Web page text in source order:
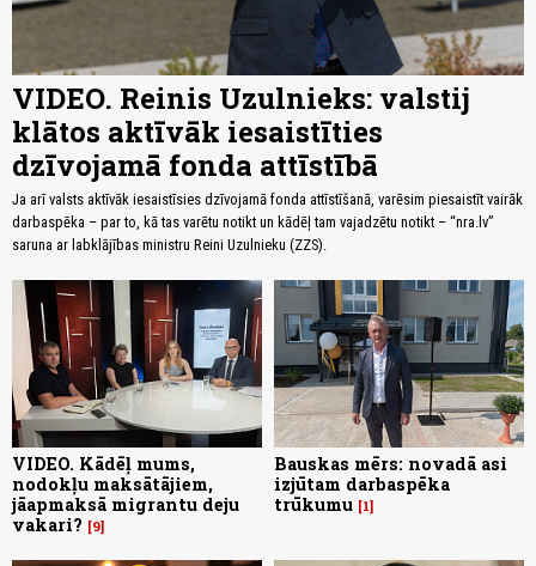
VIDEO. Reinis Uzulnieks: valstij
klātos aktīvāk iesaistīties
dzīvojamā fonda attīstībā
Ja arī valsts aktīvāk iesaistīsies dzīvojamā fonda attīstīšanā, varēsim piesaistīt vairāk
darbaspēka – par to, kā tas varētu notikt un kādēļ tam vajadzētu notikt – “nra.lv”
saruna ar labklājības ministru Reini Uzulnieku (ZZS).
VIDEO. Kādēļ mums,
nodokļu maksātājiem,
jāapmaksā migrantu deju
vakari?
9
Bauskas mērs: novadā asi
izjūtam darbaspēka
trūkumu 1